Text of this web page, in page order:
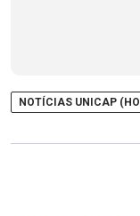
NOTÍCIAS UNICAP